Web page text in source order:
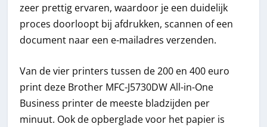
zeer prettig ervaren, waardoor je een duidelijk
proces doorloopt bij afdrukken, scannen of een
document naar een e-mailadres verzenden.
Van de vier printers tussen de 200 en 400 euro
print deze Brother MFC-J5730DW All-in-One
Business printer de meeste bladzijden per
minuut. Ook de opberglade voor het papier is